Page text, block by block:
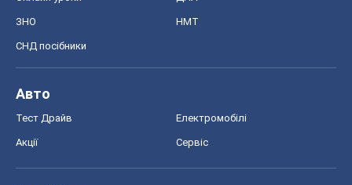
ЗНО НМТ
СНД посібники
Авто
Тест Драйв Електромобілі
Акції Сервіс